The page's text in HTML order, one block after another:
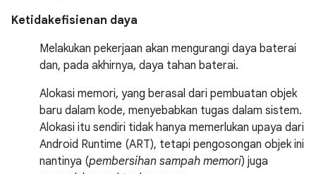
Ketidakefisienan daya
Melakukan pekerjaan akan mengurangi daya baterai
dan, pada akhirnya, daya tahan baterai.
Alokasi memori, yang berasal dari pembuatan objek
baru dalam kode, menyebabkan tugas dalam sistem.
Alokasi itu sendiri tidak hanya memerlukan upaya dari
Android Runtime (ART), tetapi pengosongan objek ini
nantinya (pembersihan sampah memori) juga